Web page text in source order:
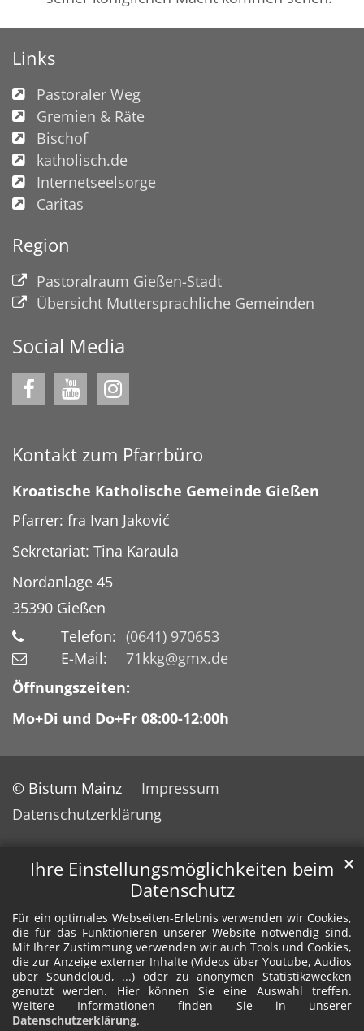
Ihre Einstellungsmöglichkeiten beim
Datenschutz
Für ein optimales Webseiten-Erlebnis verwenden wir Cookies,
die für das Funktionieren unserer Website notwendig sind.
Mit Ihrer Zustimmung verwenden wir auch Tools und Cookies,
die zur Anzeige externer Inhalte (Videos über Youtube, Audios
über Soundcloud, ...) oder zu anonymen Statistikzwecken
genutzt werden. Hier können Sie eine Auswahl treffen.
Weitere Informationen finden Sie in unserer
Datenschutzerklärung.
✕
Links
Pastoraler Weg
Gremien & Räte
Bischof
katholisch.de
Internetseelsorge
Caritas
Region
Pastoralraum Gießen-Stadt
Übersicht Muttersprachliche Gemeinden
Social Media
Kontakt zum Pfarrbüro
Kroatische Katholische Gemeinde Gießen
Pfarrer: fra Ivan Jaković
Sekretariat: Tina Karaula
Nordanlage 45
35390 Gießen
Telefon: (0641) 970653
E-Mail:
71kkg@gmx.de
Öffnungszeiten:
Mo+Di und Do+Fr 08:00-12:00h
© Bistum Mainz
Impressum
Datenschutzerklärung